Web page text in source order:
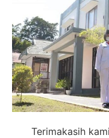
Terimakasih